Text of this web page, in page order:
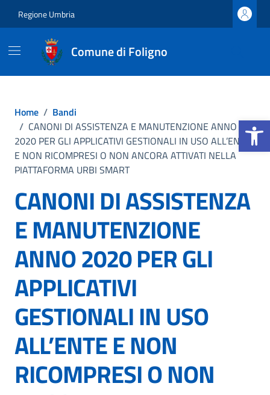
Apri la
Regione Umbria
Comune di Foligno
Home / Bandi
/ CANONI DI ASSISTENZA E MANUTENZIONE ANNO
2020 PER GLI APPLICATIVI GESTIONALI IN USO ALL’ENTE
E NON RICOMPRESI O NON ANCORA ATTIVATI NELLA
PIATTAFORMA URBI SMART
CANONI DI ASSISTENZA
E MANUTENZIONE
ANNO 2020 PER GLI
APPLICATIVI
GESTIONALI IN USO
ALL’ENTE E NON
RICOMPRESI O NON